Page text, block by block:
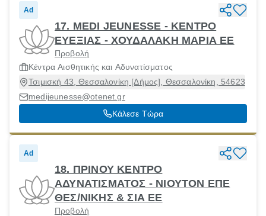
Ad
17. MEDI JEUNESSE - ΚΕΝΤΡΟ
ΕΥΕΞΙΑΣ - ΧΟΥΔΑΛΑΚΗ ΜΑΡΙΑ ΕΕ
Προβολή
Κέντρα Αισθητικής και Αδυνατίσματος
Τσιμισκή 43, Θεσσαλονίκη [Δήμος], Θεσσαλονίκη, 54623
medijeunesse@otenet.gr
Κάλεσε Τώρα
Ad
18. ΠΡΙΝΟΥ ΚΕΝΤΡΟ
ΑΔΥΝΑΤΙΣΜΑΤΟΣ - ΝΙΟΥΤΟΝ ΕΠΕ
ΘΕΣ/ΝΙΚΗΣ & ΣΙΑ ΕΕ
Προβολή